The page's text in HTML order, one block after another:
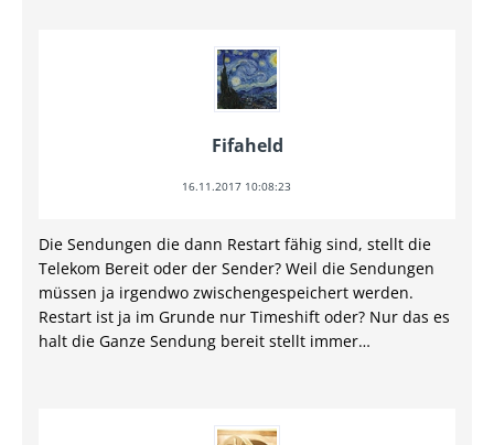
Fifaheld
16.11.2017 10:08:23
Die Sendungen die dann Restart fähig sind, stellt die
Telekom Bereit oder der Sender? Weil die Sendungen
müssen ja irgendwo zwischengespeichert werden.
Restart ist ja im Grunde nur Timeshift oder? Nur das es
halt die Ganze Sendung bereit stellt immer…